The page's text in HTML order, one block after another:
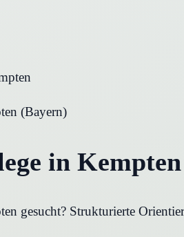
(Bayern)
in
gesucht? Strukturierte